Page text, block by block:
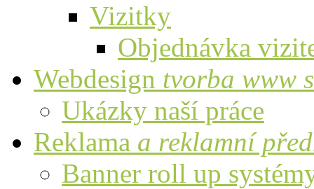
Vizitky
Objednávka
Webdesign tvorba www
Ukázky naší práce
Reklama a reklamní
Banner roll up